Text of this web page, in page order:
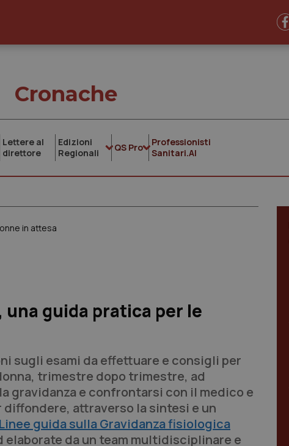
Cronache
Lettere al
direttore
Edizioni
Regionali
QS Pro
Professionisti
Sanitari.AI
in attesa
una guida pratica per le
sugli esami da effettuare e consigli per
trimestre dopo trimestre, ad
gravidanza e confrontarsi con il medico e
diffondere, attraverso la sintesi e un
Linee guida sulla Gravidanza fisiologica
da un team multidisciplinare e